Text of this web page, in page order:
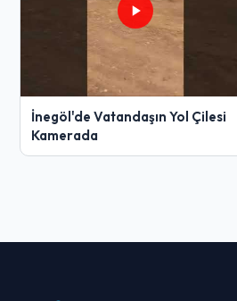
İnegöl'de Vatandaşın Yol Çilesi
Kamerada